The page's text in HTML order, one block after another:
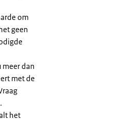
om
geen
meer dan
met de
het